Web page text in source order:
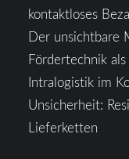
kontaktloses
Der unsichtbare
Fördertechnik
Intralogistik im
Unsicherheit:
Lieferketten